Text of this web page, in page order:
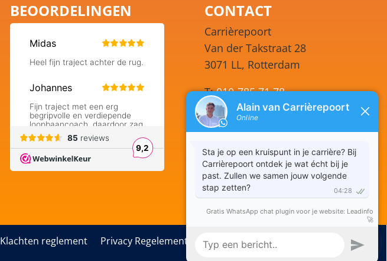
BEOORDELINGEN CONTACT
Carrièrepoort
Van der Takstraat 28
3071 LL, Rotterdam
T:010-785 71 78
WhatsApp:06 248 77 351
Ma – Vr 09.00 – 17.00
KvK: 54157587
BTW: NL 8511.97.772.B01
Klachten reglement Privacy Regelement Herroeping Sitemap